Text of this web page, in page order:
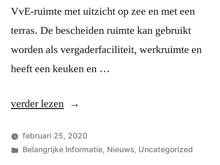
VvE-ruimte met uitzicht op zee en met een
terras. De bescheiden ruimte kan gebruikt
worden als vergaderfaciliteit, werkruimte en
heeft een keuken en …
“2e
nieuwsbrief
verder lezen
Geplaatst
Hans
februari 25, 2020
Geplaatst
Belangrijke Informatie, Nieuws, Uncategorized